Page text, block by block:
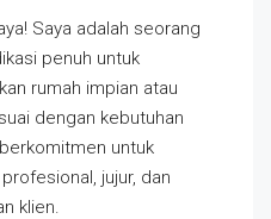
Saya adalah seorang
penuh untuk
rumah impian atau
dengan kebutuhan
untuk
jujur, dan
klien.